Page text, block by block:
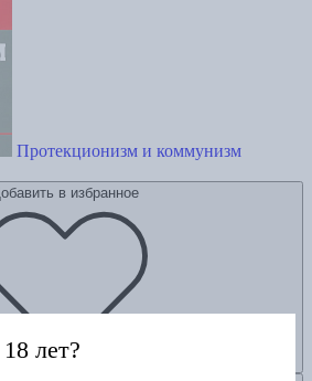
Протекционизм и коммунизм
в избранное
лет?